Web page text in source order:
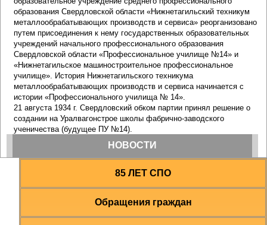
85 ЛЕТ СПО
Обращения граждан